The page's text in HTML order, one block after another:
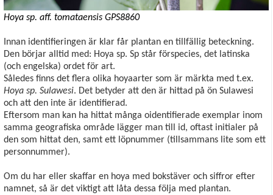
Hoya sp. aff. tomataensis GPS8860
Innan identifieringen är klar får plantan en tillfällig beteckning.
Den börjar alltid med: Hoya sp. Sp står förspecies, det latinska
(och engelska) ordet för art.
Således finns det flera olika hoyaarter som är märkta med t.ex.
Hoya sp. Sulawesi. Det betyder att den är hittad på ön Sulawesi
och att den inte är identifierad.
Eftersom man kan ha hittat många oidentifierade exemplar inom
samma geografiska område lägger man till id, oftast initialer på
den som hittat den, samt ett löpnummer (tillsammans lite som ett
personnummer).
Om du har eller skaffar en hoya med bokstäver och siffror efter
namnet, så är det viktigt att låta dessa följa med plantan.